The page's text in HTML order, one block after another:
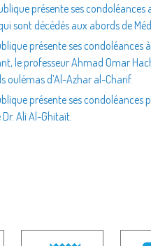
présente ses condoléances
sont décédés aux abords de
présente ses condoléances
le professeur Ahmad Omar
oulémas d’Al-Azhar al-Charif.
présente ses condoléances
Ali Al-Ghitaït.